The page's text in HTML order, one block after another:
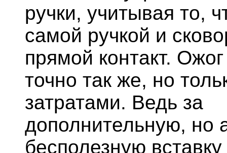
ручки, учитывая то,
самой ручкой и
прямой контакт.
точно так же, но
затратами. Ведь за
дополнительную, но
бесполезную